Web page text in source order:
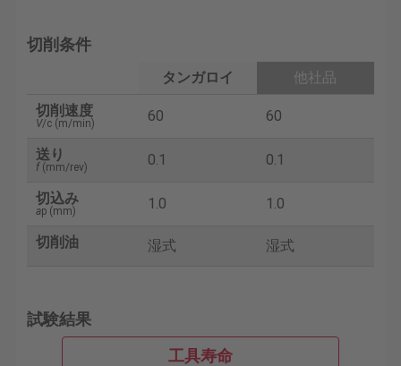
切削条件
タンガロイ
他社品
切削速度
V/c (m/min) 60 60
送り
f(mm/rev) 0.1 0.1
切込み
ap (mm) 1.0 1.0
切削油 湿式 湿式
試験結果
工具寿命